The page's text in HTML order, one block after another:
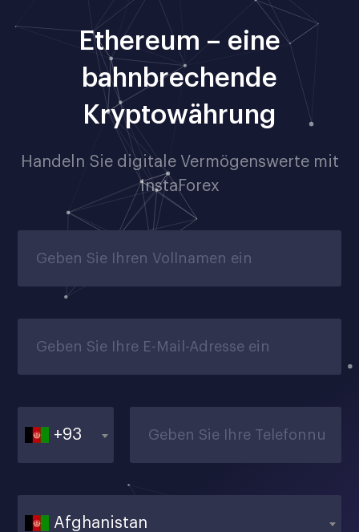
Ethereum – eine
bahnbrechende
Kryptowährung
Handeln Sie digitale Vermögenswerte mit
InstaForex
+93
Afghanistan